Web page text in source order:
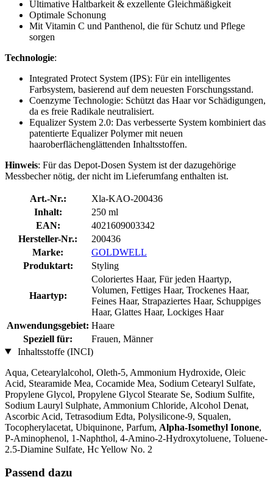
Ultimative Haltbarkeit & exzellente Gleichmäßigkeit
Optimale Schonung
Mit Vitamin C und Panthenol, die für Schutz und Pflege
sorgen
Technologie:
Integrated Protect System (IPS): Für ein intelligentes
Farbsystem, basierend auf dem neuesten Forschungsstand.
Coenzyme Technologie: Schützt das Haar vor Schädigungen,
da es freie Radikale neutralisiert.
Equalizer System 2.0: Das verbesserte System kombiniert das
patentierte Equalizer Polymer mit neuen
haaroberflächenglättenden Inhaltsstoffen.
Hinweis: Für das Depot-Dosen System ist der dazugehörige
Messbecher nötig, der nicht im Lieferumfang enthalten ist.
Art.-Nr.:
Xla-KAO-200436
Inhalt:
250 ml
EAN:
4021609003342
Hersteller-Nr.:
200436
Marke:
GOLDWELL
Produktart:
Styling
Haartyp:
Coloriertes Haar, Für jeden Haartyp,
Volumen, Fettiges Haar, Trockenes Haar,
Feines Haar, Strapaziertes Haar, Schuppiges
Haar, Glattes Haar, Lockiges Haar
Anwendungsgebiet: Haare
Speziell für:
Frauen, Männer
Inhaltsstoffe (INCI)
Aqua, Cetearylalcohol, Oleth-5, Ammonium Hydroxide, Oleic
Acid, Stearamide Mea, Cocamide Mea, Sodium Cetearyl Sulfate,
Propylene Glycol, Propylene Glycol Stearate Se, Sodium Sulfite,
Sodium Lauryl Sulphate, Ammonium Chloride, Alcohol Denat,
Ascorbic Acid, Tetrasodium Edta, Polysilicone-9, Squalen,
Tocopherylacetat, Ubiquinone, Parfum, Alpha-Isomethyl Ionone,
P-Aminophenol, 1-Naphthol, 4-Amino-2-Hydroxytoluene, Toluene-
2.5-Diamine Sulfate, Hc Yellow No. 2
Passend dazu